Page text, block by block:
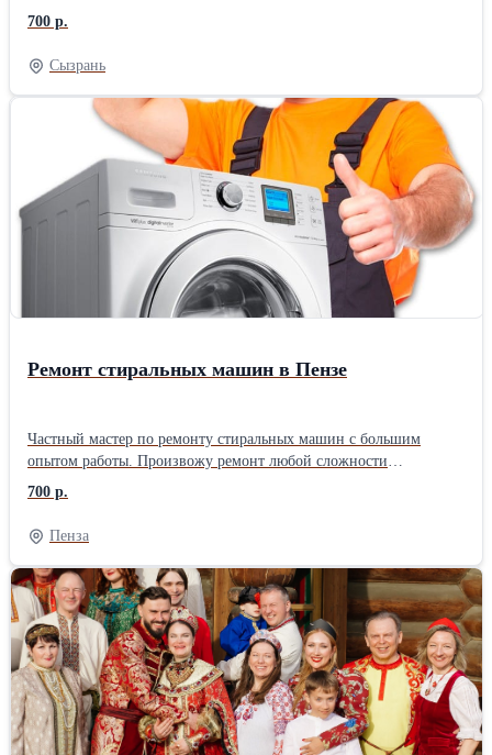
700 р.
Сызрань
Ремонт стиральных машин в Пензе
Частный мастер по ремонту стиральных машин с большим
опытом работы. Произвожу ремонт любой сложности
стиральных машин автомат любых производителей на дому,
либо можете привезти в мастерскую. Работаю без посредников,
поэтому цены ниже чем у фирм. Использую качественные
запчасти, даю гарантию до 2-ух лет на работу и запчасти.
Стоимость ремонта называю до начала работы и она не меняется,
оплачиваете после проверки. Помимо бумажных документов
выдаю электронный чек с прописанной гарантией. Имеется
склад запчастей, что в большинстве случаев позволяет
выполнить ремонт у вас дома за один визит, при сложном
ремонте забираю машинку или узел в мастерскую. Многие
проблемы удается решить по телефону, звоните, консультация
бесплатна. С примерами и стоимостью ремонтов можете
ознакомиться на сайте.
700 р.
Пенза